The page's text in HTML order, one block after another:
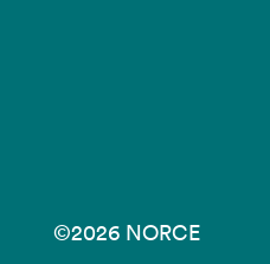
©2026 NORCE